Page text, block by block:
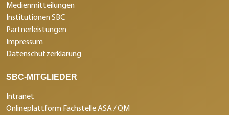
Medienmitteilungen
Institutionen SBC
Partnerleistungen
Impressum
Datenschutzerklärung
SBC-MITGLIEDER
Intranet
Onlineplattform Fachstelle ASA / QM